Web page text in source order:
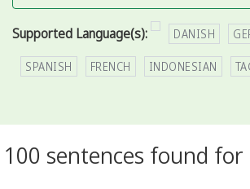
Supported Language(s): DANISH
SPANISH FRENCH INDONESIAN
100 sentences found for